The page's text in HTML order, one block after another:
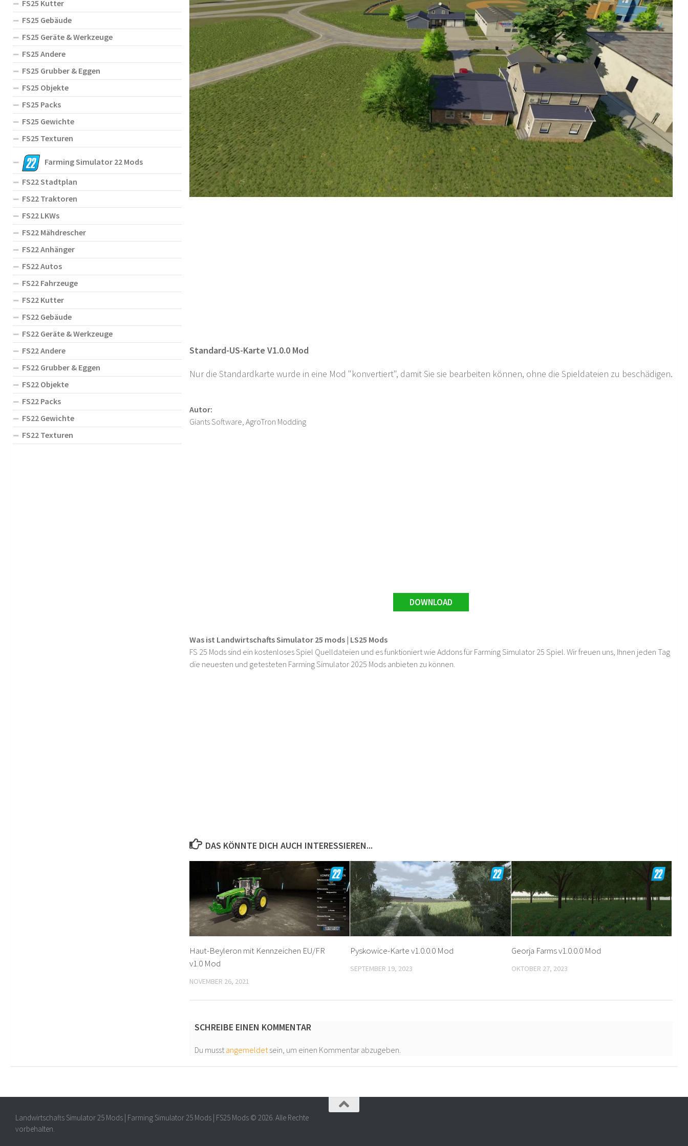
Standard-US-Karte V1.0.0 Mod
Nur die Standardkarte wurde in eine Mod "konvertiert", damit Sie sie bearbeiten können, ohne die Spieldateien zu beschädigen.
Autor:
Giants Software, AgroTron Modding
DOWNLOAD
Was ist Landwirtschafts Simulator 25 mods | LS25 Mods
FS 25 Mods sind ein kostenloses Spiel Quelldateien und es funktioniert wie Addons für Farming Simulator 25 Spiel. Wir freuen uns, Ihnen jeden Tag
die neuesten und getesteten Farming Simulator 2025 Mods anbieten zu können.
DAS KÖNNTE DICH AUCH INTERESSIEREN...
Haut-Beyleron mit Kennzeichen EU/FR
v1.0 Mod
NOVEMBER 26, 2021
Pyskowice-Karte v1.0.0.0 Mod
SEPTEMBER 19, 2023
Georja Farms v1.0.0.0 Mod
OKTOBER 27, 2023
SCHREIBE EINEN KOMMENTAR
Du musstangemeldetsein, um einen Kommentar abzugeben.
FS25 Kutter
FS25 Gebäude
FS25 Geräte & Werkzeuge
FS25 Andere
FS25 Grubber & Eggen
FS25 Objekte
FS25 Packs
FS25 Gewichte
FS25 Texturen
Farming Simulator 22 Mods
FS22 Stadtplan
FS22 Traktoren
FS22 LKWs
FS22 Mähdrescher
FS22 Anhänger
FS22 Autos
FS22 Fahrzeuge
FS22 Kutter
FS22 Gebäude
FS22 Geräte & Werkzeuge
FS22 Andere
FS22 Grubber & Eggen
FS22 Objekte
FS22 Packs
FS22 Gewichte
FS22 Texturen
Landwirtschafts Simulator 25 Mods | Farming Simulator 25 Mods | FS25 Mods © 2026. Alle Rechte
vorbehalten.